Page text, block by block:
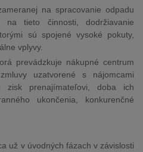
na spracovanie odpadu
na tieto činnosti, dodržiavanie
sú spojené vysoké pokuty,
vplyvy.
prevádzkuje nákupné centrum
uzatvorené s nájomcami
zisk prenajímateľovi, doba ich
ukončenia, konkurenčné
už v úvodných fázach v závislosti